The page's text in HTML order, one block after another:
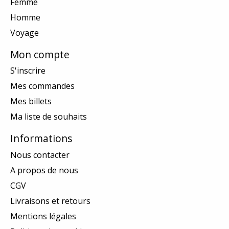
Homme
Voyage
Mon compte
S'inscrire
Mes commandes
Mes billets
Ma liste de souhaits
Informations
Nous contacter
A propos de nous
CGV
Livraisons et retours
Mentions légales